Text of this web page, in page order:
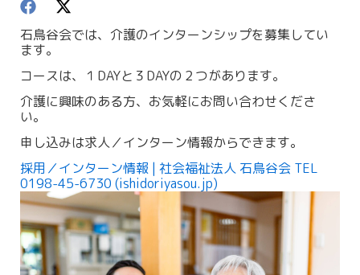
石鳥谷会では、介護のインターンシップを募集してい
ます。
コースは、１DAYと３DAYの２つがあります。
介護に興味のある方、お気軽にお問い合わせくださ
い。
申し込みは求人／インターン情報からできます。
採用／インターン情報 | 社会福祉法人 石鳥谷会 TEL
0198-45-6730 (ishidoriyasou.jp)